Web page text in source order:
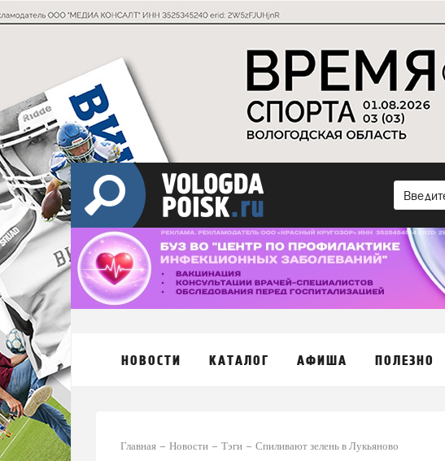
НОВОСТИ КАТАЛОГ АФИША ПОЛЕЗНО
Главная Новости Тэги Спиливают зелень в Лукьяново